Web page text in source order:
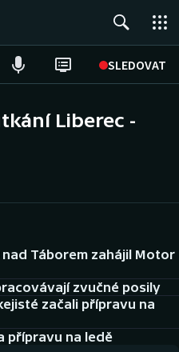
SLEDOVAT
Liberec -
Táborem zahájil Motor
zvučné posily
začali přípravu na
přípravu na ledě